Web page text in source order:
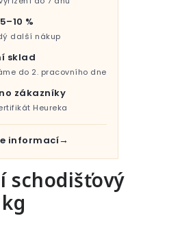
schodišťový
%
další nákup
sklad
do 2. pracovního dne
zákazníky
Heureka
informací